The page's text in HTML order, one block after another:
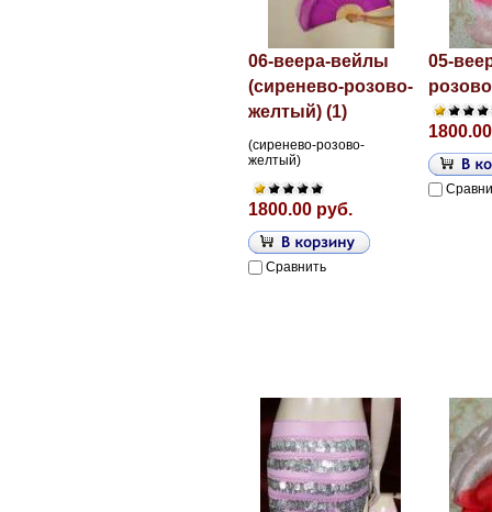
06-веера-вейлы
(сиренево-розово-
желтый) (1)
(сиренево-розово-
желтый)
1800.00 руб.
Сравнить
05-